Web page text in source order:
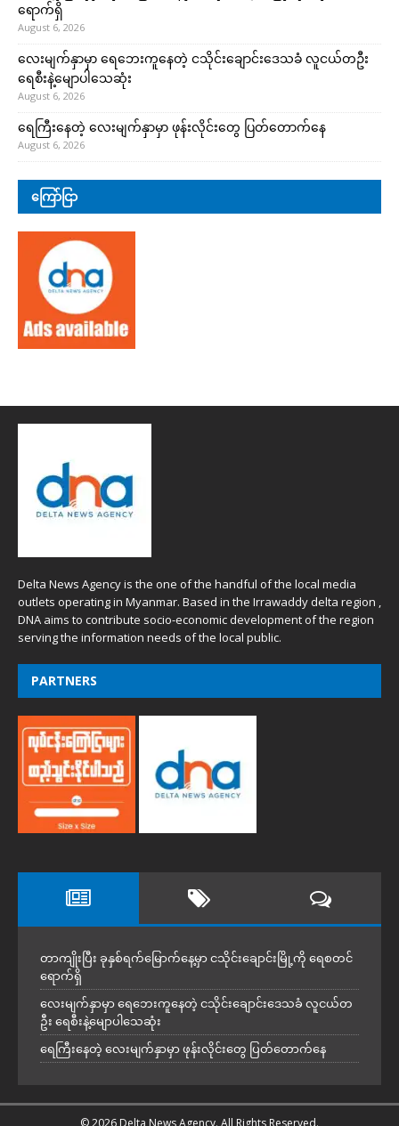
ရောက်ရှိ
August 6, 2026
လေးမျက်နှာမှာ ရေဘေးကူနေတဲ့ ငသိုင်းချောင်းဒေသခံ လူငယ်တဦး
ရေစီးနဲ့မျောပါသေဆုံး
August 6, 2026
ရေကြီးနေတဲ့ လေးမျက်နှာမှာ ဖုန်းလိုင်းတွေ ပြတ်တောက်နေ
August 6, 2026
ကြော်ငြာ
Delta News Agency is the one of the handful of the local media
outlets operating in Myanmar. Based in the Irrawaddy delta region ,
DNA aims to contribute socio-economic development of the region
serving the information needs of the local public.
PARTNERS
တာကျိုးပြီး ခုနှစ်ရက်မြောက်နေ့မှာ ငသိုင်းချောင်းမြို့ကို ရေစတင်
ရောက်ရှိ
လေးမျက်နှာမှာ ရေဘေးကူနေတဲ့ ငသိုင်းချောင်းဒေသခံ လူငယ်တ
ဦး ရေစီးနဲ့မျောပါသေဆုံး
ရေကြီးနေတဲ့ လေးမျက်နှာမှာ ဖုန်းလိုင်းတွေ ပြတ်တောက်နေ
© 2026 Delta News Agency. All Rights Reserved.